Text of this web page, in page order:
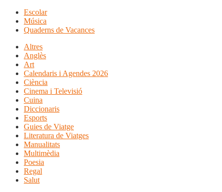
Escolar
Música
Quaderns de Vacances
Altres
Anglès
Art
Calendaris i Agendes 2026
Ciència
Cinema i Televisió
Cuina
Diccionaris
Esports
Guies de Viatge
Literatura de Viatges
Manualitats
Multimèdia
Poesia
Regal
Salut